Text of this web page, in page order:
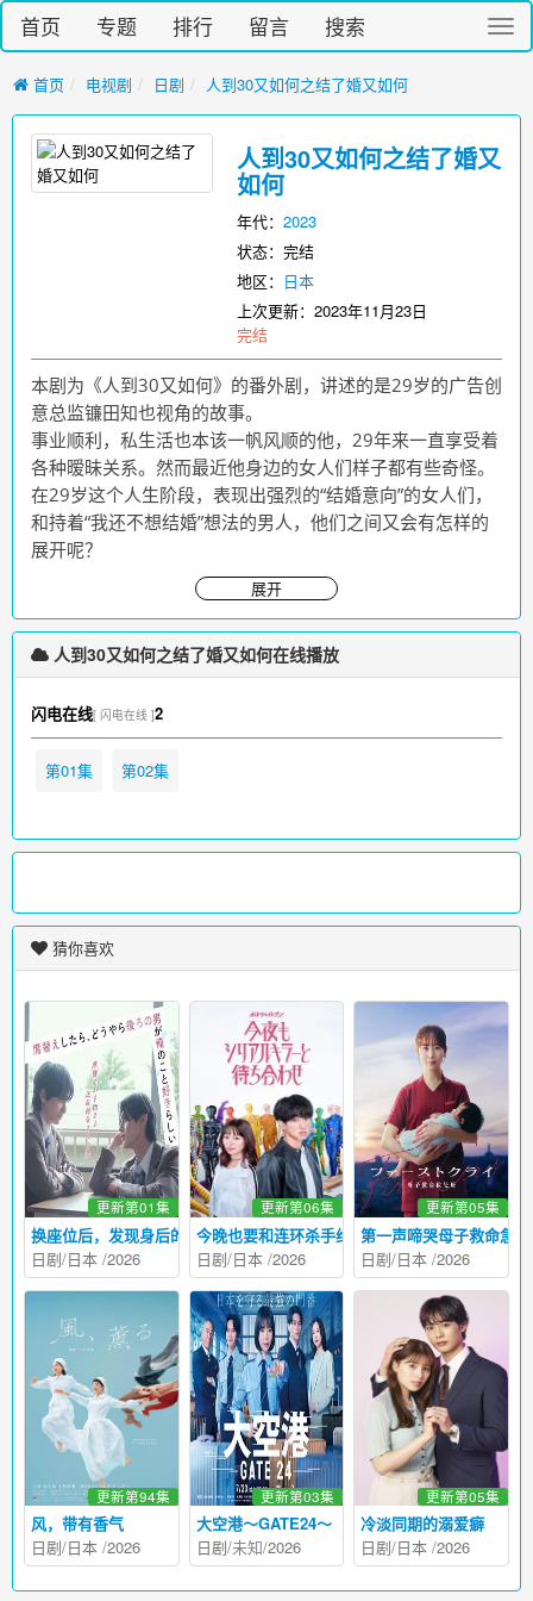
切
换
首页 专题 排行 留言 搜索
首页 电视剧 日剧 人到30又如何之结了婚又如何
人到30又如何之结了婚又
如何
年代：2023
状态：完结
地区： 日本
上次更新：2023年11月23日
完结
展开
本剧为《人到30又如何》的番外剧，讲述的是29岁的广告创
意总监镰田知也视角的故事。
事业顺利，私生活也本该一帆风顺的他，29年来一直享受着
各种暧昧关系。然而最近他身边的女人们样子都有些奇怪。
在29岁这个人生阶段，表现出强烈的“结婚意向”的女人们，
和持着“我还不想结婚”想法的男人，他们之间又会有怎样的
展开呢？
人到30又如何之结了婚又如何免费在线观看，更多影视请访问
人到30又如何之结了婚又如何在线播放
闪电在线[ 闪电在线 ]2
第01集 第02集
猜你喜欢
换座位后，发现身后的男生好像喜欢我
更新第01集
日剧/日本 /2026
今晚也要和连环杀手约会
更新第06集
日剧/日本/2026
第一声啼哭母子救命急
更新第05集
日剧/日本 /2026
风，带有香气
更新第94集
日剧/日本 /2026
大空港～GATE24～
更新第03集
日剧/未知/2026
冷淡同期的溺爱癖
更新第05集
日剧/日本 /2026